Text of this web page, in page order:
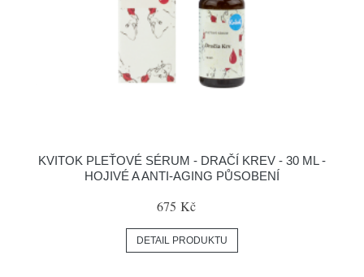
KVITOK PLEŤOVÉ SÉRUM - DRAČÍ KREV - 30 ML -
HOJIVÉ A ANTI-AGING PŮSOBENÍ
675 Kč
DETAIL PRODUKTU